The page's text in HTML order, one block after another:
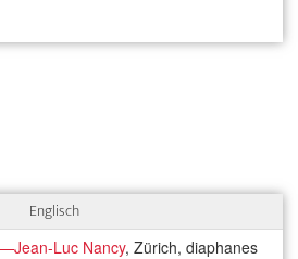
Englisch
Luc Nancy, Zürich, diaphanes